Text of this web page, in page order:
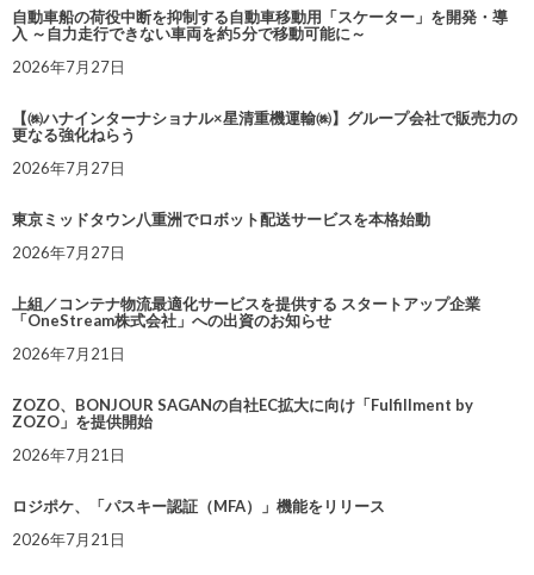
自動車船の荷役中断を抑制する自動車移動用「スケーター」を開発・導
入 ～自力走行できない車両を約5分で移動可能に～
2026年7月27日
【㈱ハナインターナショナル×星清重機運輸㈱】グループ会社で販売力の
更なる強化ねらう
2026年7月27日
東京ミッドタウン八重洲でロボット配送サービスを本格始動
2026年7月27日
上組／コンテナ物流最適化サービスを提供する スタートアップ企業
「OneStream株式会社」への出資のお知らせ
2026年7月21日
ZOZO、BONJOUR SAGANの自社EC拡大に向け「Fulfillment by
ZOZO」を提供開始
2026年7月21日
ロジポケ、「パスキー認証（MFA）」機能をリリース
2026年7月21日